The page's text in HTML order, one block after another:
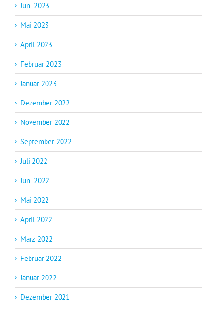
Juni 2023
Mai 2023
April 2023
Februar 2023
Januar 2023
Dezember 2022
November 2022
September 2022
Juli 2022
Juni 2022
Mai 2022
April 2022
März 2022
Februar 2022
Januar 2022
Dezember 2021